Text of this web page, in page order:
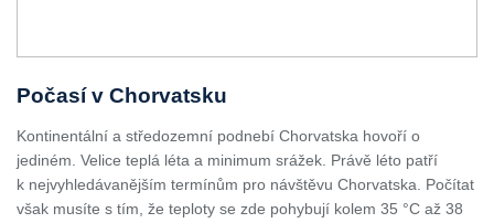
Počasí v Chorvatsku
Kontinentální a středozemní podnebí Chorvatska hovoří o
jediném. Velice teplá léta a minimum srážek. Právě léto patří
k nejvyhledávanějším termínům pro návštěvu Chorvatska. Počítat
však musíte s tím, že teploty se zde pohybují kolem 35 °C až 38